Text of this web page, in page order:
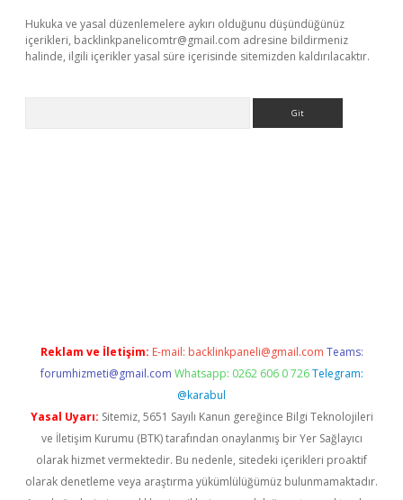
Hukuka ve yasal düzenlemelere aykırı olduğunu düşündüğünüz
içerikleri, backlinkpanelicomtr@gmail.com adresine bildirmeniz
halinde, ilgili içerikler yasal süre içerisinde sitemizden kaldırılacaktır.
Reklam ve İletişim: E-mail: backlinkpaneli@gmail.com Teams:
forumhizmeti@gmail.com Whatsapp: 0262 606 0 726 Telegram:
@karabul
Yasal Uyarı: Sitemiz, 5651 Sayılı Kanun gereğince Bilgi Teknolojileri
ve İletişim Kurumu (BTK) tarafından onaylanmış bir Yer Sağlayıcı
olarak hizmet vermektedir. Bu nedenle, sitedeki içerikleri proaktif
olarak denetleme veya araştırma yükümlülüğümüz bulunmamaktadır.